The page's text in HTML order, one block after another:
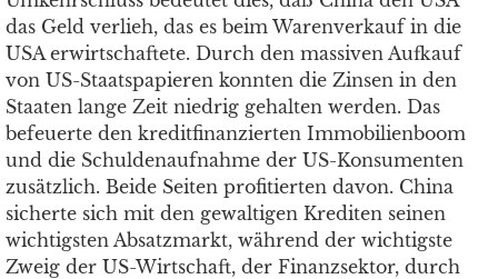
das Geld verlieh, das es beim Warenverkauf in die
USA erwirtschaftete. Durch den massiven Aufkauf
von US-Staatspapieren konnten die Zinsen in den
Staaten lange Zeit niedrig gehalten werden. Das
befeuerte den kreditfinanzierten Immobilienboom
und die Schuldenaufnahme der US-Konsumenten
zusätzlich. Beide Seiten profitierten davon. China
sicherte sich mit den gewaltigen Krediten seinen
wichtigsten Absatzmarkt, während der wichtigste
Zweig der US-Wirtschaft, der Finanzsektor, durch